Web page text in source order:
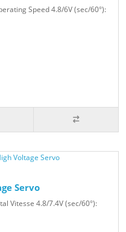
Speed 4.8/6V (sec/60°):
Servo
Vitesse 4.8/7.4V (sec/60°):